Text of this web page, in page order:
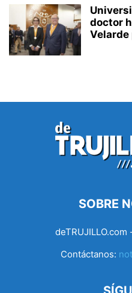
doctor
Velarde
SOBRE
Contáctanos: